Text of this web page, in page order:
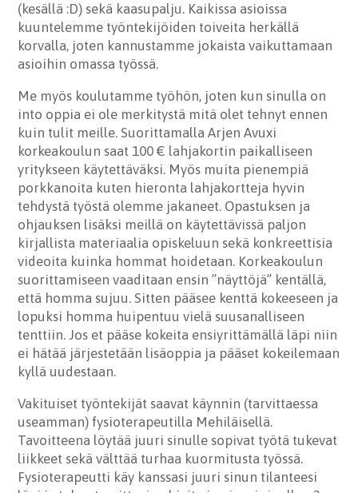
(kesällä :D) sekä kaasupalju. Kaikissa asioissa
kuuntelemme työntekijöiden toiveita herkällä
korvalla, joten kannustamme jokaista vaikuttamaan
asioihin omassa työssä.
Me myös koulutamme työhön, joten kun sinulla on
into oppia ei ole merkitystä mitä olet tehnyt ennen
kuin tulit meille. Suorittamalla Arjen Avuxi
korkeakoulun saat 100 € lahjakortin paikalliseen
yritykseen käytettäväksi. Myös muita pienempiä
porkkanoita kuten hieronta lahjakortteja hyvin
tehdystä työstä olemme jakaneet. Opastuksen ja
ohjauksen lisäksi meillä on käytettävissä paljon
kirjallista materiaalia opiskeluun sekä konkreettisia
videoita kuinka hommat hoidetaan. Korkeakoulun
suorittamiseen vaaditaan ensin ”näyttöjä” kentällä,
että homma sujuu. Sitten pääsee kenttä kokeeseen ja
lopuksi homma huipentuu vielä suusanalliseen
tenttiin. Jos et pääse kokeita ensiyrittämällä läpi niin
ei hätää järjestetään lisäoppia ja pääset kokeilemaan
kyllä uudestaan.
Vakituiset työntekijät saavat käynnin (tarvittaessa
useamman) fysioterapeutilla Mehiläisellä.
Tavoitteena löytää juuri sinulle sopivat työtä tukevat
liikkeet sekä välttää turhaa kuormitusta työssä.
Fysioterapeutti käy kanssasi juuri sinun tilanteesi